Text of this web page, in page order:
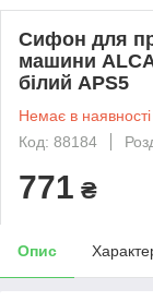
Сифон для
машини
білий APS5
Немає в наявності
Код: 88184
771 ₴
Опис